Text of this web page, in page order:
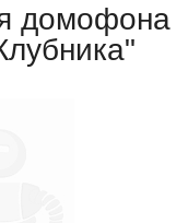
домофона